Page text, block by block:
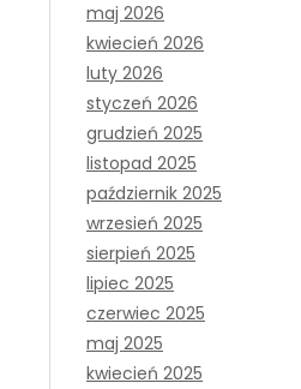
maj 2026
kwiecień 2026
luty 2026
styczeń 2026
grudzień 2025
listopad 2025
październik 2025
wrzesień 2025
sierpień 2025
lipiec 2025
czerwiec 2025
maj 2025
kwiecień 2025